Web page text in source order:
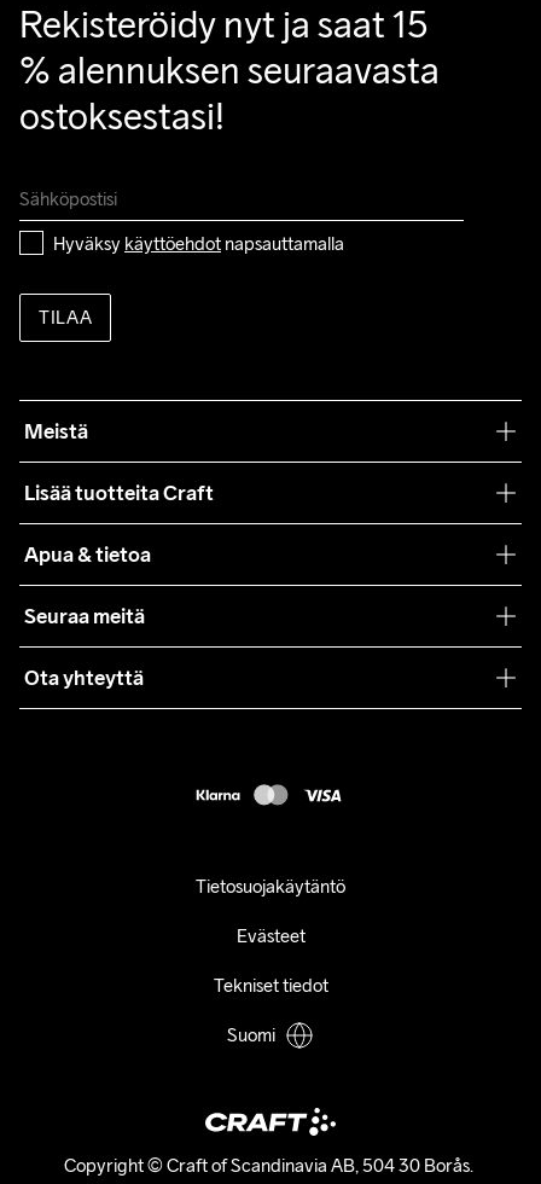
Rekisteröidy nyt ja saat 15
% alennuksen seuraavasta
ostoksestasi!
Hyväksy käyttöehdot napsauttamalla
TILAA
Meistä
Lisää tuotteita Craft
Yhteistyöt
Lehdistö
Apua & tietoa
Käyttöehdot
Asiakaspalvelu
Seuraa meitä
Ota yhteyttä
Copyright © Craft of Scandinavia AB, 504 30 Borås.
Tietosuojakäytäntö
Evästeet
Tekniset tiedot
Suomi